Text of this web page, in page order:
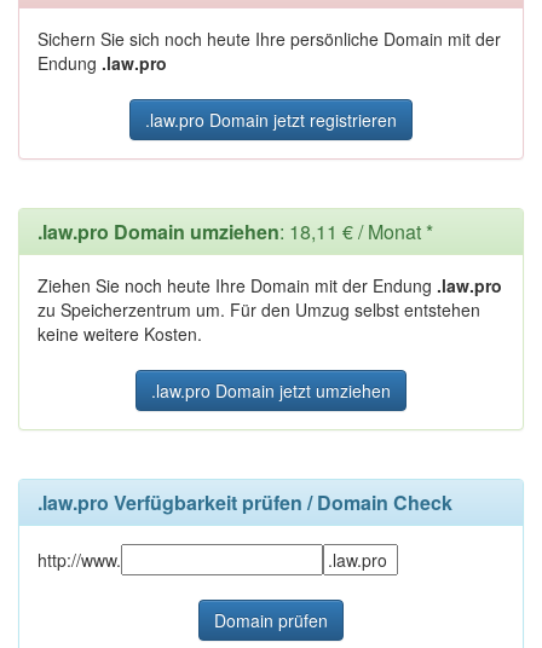
Sichern Sie sich noch heute Ihre persönliche Domain mit der
Endung .law.pro
.law.pro Domain jetzt registrieren
.law.pro Domain umziehen: 18,11 € / Monat *
Ziehen Sie noch heute Ihre Domain mit der Endung .law.pro
zu Speicherzentrum um. Für den Umzug selbst entstehen
keine weitere Kosten.
.law.pro Domain jetzt umziehen
.law.pro Verfügbarkeit prüfen / Domain Check
http://www.